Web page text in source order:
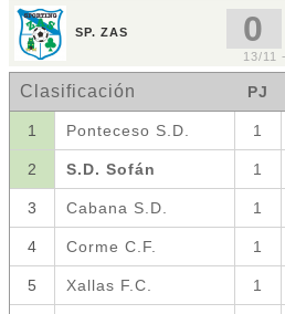
SP. ZAS 0
13/11
Clasificación PJ
1 Ponteceso S.D. 1
2 S.D. Sofán 1
3 Cabana S.D. 1
4 Corme C.F. 1
5 Xallas F.C. 1